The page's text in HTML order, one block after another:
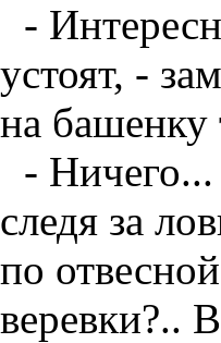
-
устоят, -
на башенку
- Ничего...
следя за
по
веревки?..